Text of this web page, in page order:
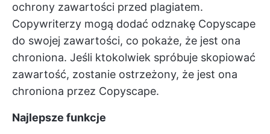
ochrony zawartości przed plagiatem.
Copywriterzy mogą dodać odznakę Copyscape
do swojej zawartości, co pokaże, że jest ona
chroniona. Jeśli ktokolwiek spróbuje skopiować
zawartość, zostanie ostrzeżony, że jest ona
chroniona przez Copyscape.
Najlepsze funkcje